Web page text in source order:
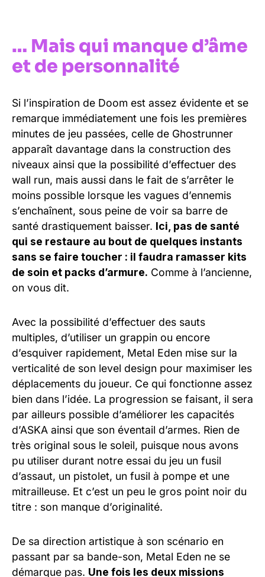
… Mais qui manque d’âme
et de personnalité
Si l’inspiration de Doom est assez évidente et se
remarque immédiatement une fois les premières
minutes de jeu passées, celle de Ghostrunner
apparaît davantage dans la construction des
niveaux ainsi que la possibilité d’effectuer des
wall run, mais aussi dans le fait de s’arrêter le
moins possible lorsque les vagues d’ennemis
s’enchaînent, sous peine de voir sa barre de
santé drastiquement baisser. Ici, pas de santé
qui se restaure au bout de quelques instants
sans se faire toucher : il faudra ramasser kits
de soin et packs d’armure. Comme à l’ancienne,
on vous dit.
Avec la possibilité d’effectuer des sauts
multiples, d’utiliser un grappin ou encore
d’esquiver rapidement, Metal Eden mise sur la
verticalité de son level design pour maximiser les
déplacements du joueur. Ce qui fonctionne assez
bien dans l’idée. La progression se faisant, il sera
par ailleurs possible d’améliorer les capacités
d’ASKA ainsi que son éventail d’armes. Rien de
très original sous le soleil, puisque nous avons
pu utiliser durant notre essai du jeu un fusil
d’assaut, un pistolet, un fusil à pompe et une
mitrailleuse. Et c’est un peu le gros point noir du
titre : son manque d’originalité.
De sa direction artistique à son scénario en
passant par sa bande-son, Metal Eden ne se
démarque pas. Une fois les deux missions